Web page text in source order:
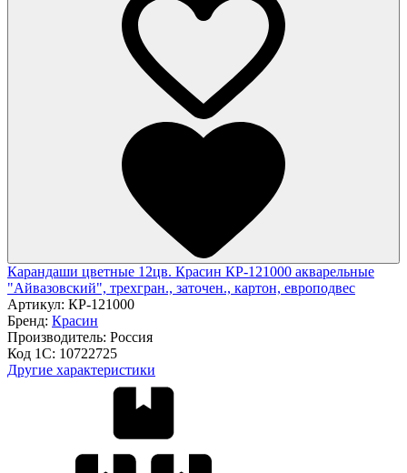
Карандаши цветные 12цв. Красин КР-121000 акварельные
"Айвазовский", трехгран., заточен., картон, европодвес
Артикул: КР-121000
Бренд: Красин
Производитель: Россия
Код 1С: 10722725
Другие характеристики